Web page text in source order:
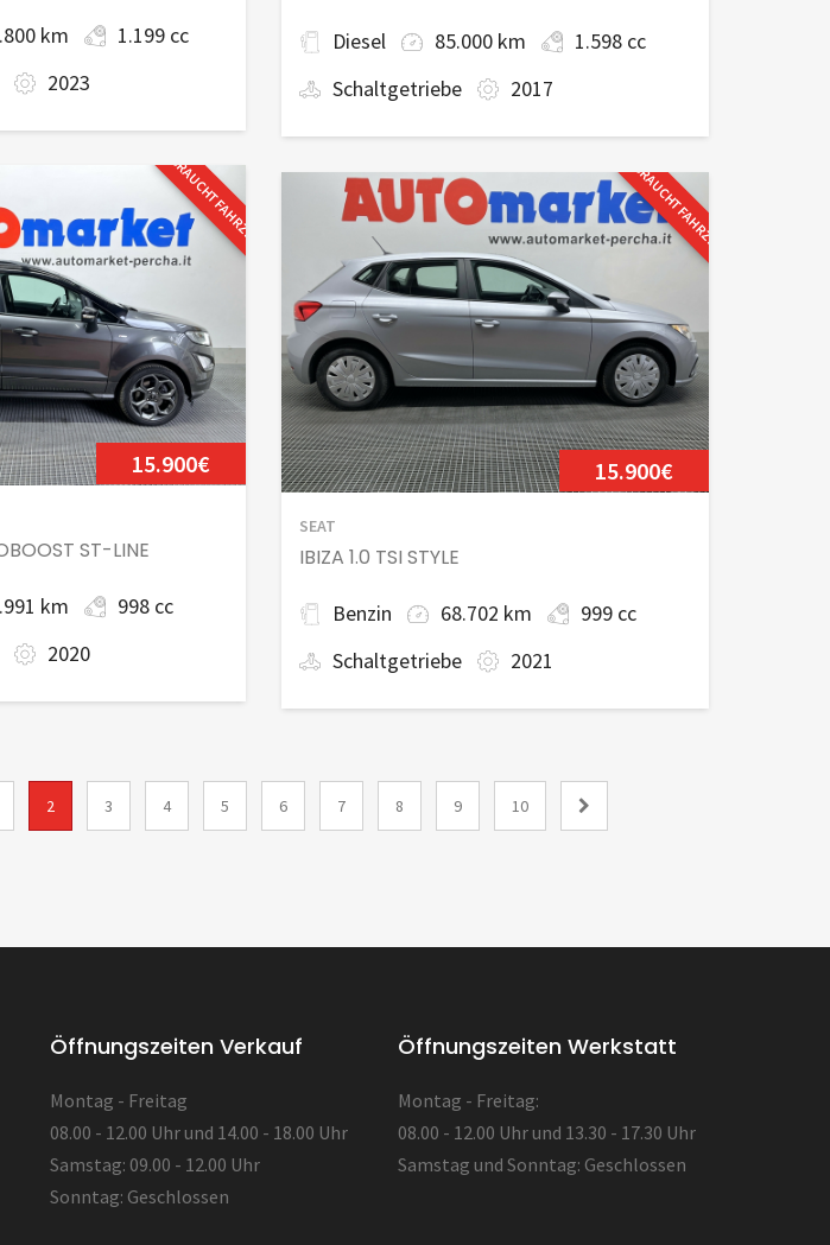
Diesel 85.000 km
1.598 cc
Schaltgetriebe
2017
km
1.199 cc
2023
GEBRAUCHTFAHRZEUG
15.900€
ST-LINE
km
998 cc
2020
GEBRAUCHTFAHRZEUG
15.900€
SEAT
IBIZA 1.0 TSI STYLE
Benzin 68.702 km
999 cc
Schaltgetriebe
2021
2 3 4 5 6 7 8 9 10
Öffnungszeiten Verkauf
Montag - Freitag
08.00 - 12.00 Uhr und 14.00 - 18.00 Uhr
Samstag: 09.00 - 12.00 Uhr
Sonntag: Geschlossen
Öffnungszeiten Werkstatt
Montag - Freitag:
08.00 - 12.00 Uhr und 13.30 - 17.30 Uhr
Samstag und Sonntag: Geschlossen